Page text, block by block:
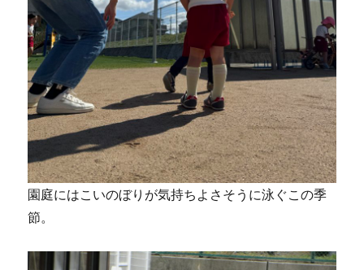
園庭にはこいのぼりが気持ちよさそうに泳ぐこの季
節。